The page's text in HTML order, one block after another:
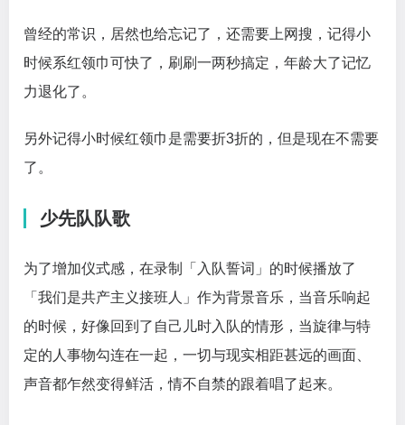
曾经的常识，居然也给忘记了，还需要上网搜，记得小
时候系红领巾可快了，刷刷一两秒搞定，年龄大了记忆
力退化了。
另外记得小时候红领巾是需要折3折的，但是现在不需要
了。
少先队队歌
为了增加仪式感，在录制「入队誓词」的时候播放了
「我们是共产主义接班人」作为背景音乐，当音乐响起
的时候，好像回到了自己儿时入队的情形，当旋律与特
定的人事物勾连在一起，一切与现实相距甚远的画面、
声音都乍然变得鲜活，情不自禁的跟着唱了起来。